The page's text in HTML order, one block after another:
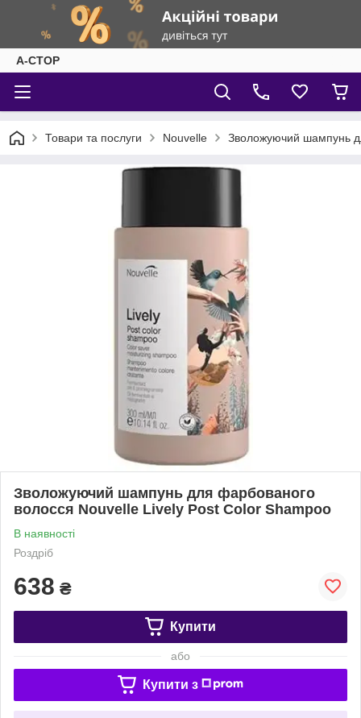
А-СТОР
Товари та послуги Nouvelle Зволожуючий шампунь
Зволожуючий шампунь для фарбованого
волосся Nouvelle Lively Post Color Shampoo
В наявності
Роздріб
638 ₴
Купити
або
Купити з